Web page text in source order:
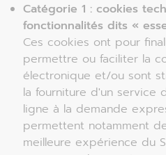
Catégorie 1 : cookies
fonctionnalités dits «
Ces cookies ont pour
permettre ou faciliter la
électronique et/ou sont
la fourniture d'un service
ligne à la demande
permettent notamment
meilleure expérience du